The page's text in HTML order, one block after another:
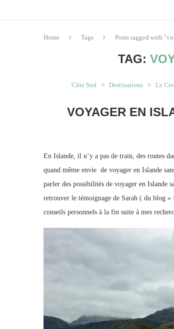
Home Tags Posts tagged with
TAG:
Côte Sud Destinations Le
VOYAGER EN
En Islande, il n’y a pas de train, des routes
quand même envie de voyager en Islande
parler des possibilités de voyager en Islande
retrouver le témoignage de Sarah ( du blog «
conseils personnels à la fin suite à mes